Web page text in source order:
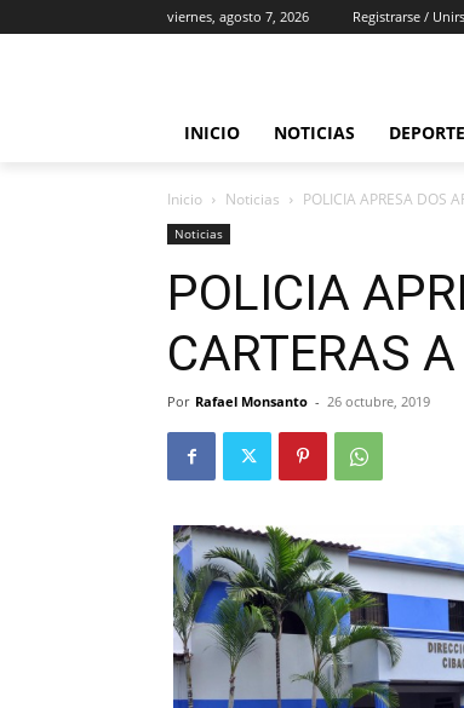
viernes, agosto 7, 2026 Registrarse /
INICIO NOTICIAS DEPORTE
Inicio Noticias POLICIA APRESA DOS
Noticias
POLICIA
CARTERAS
Por Rafael Monsanto - 26 octubre, 2019